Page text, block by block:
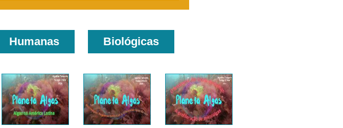
Humanas Biológicas